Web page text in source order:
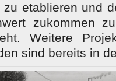
etablieren und
zukommen
Weitere
sind bereits in